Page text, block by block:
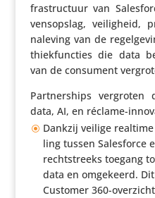
fra­struc­tuur van
vens­op­slag, veilig­heid,
naleving van de
thiek­func­ties die data
van de consument
Part­ner­ships
data, AI, en réclame-
Dankzij veilige
ling tussen Sales­force
recht­streeks toegang
data en omgekeerd.
Customer 360-